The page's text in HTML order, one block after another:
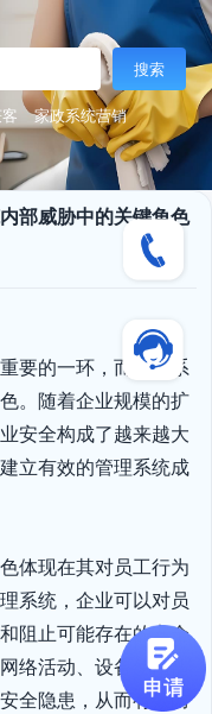
搜索
家政系统营销
部威胁中的关键角色
要的一环，而管理系
。随着企业规模的扩
安全构成了越来越大
立有效的管理系统成
体现在其对员工行为
系统，企业可以对员
阻止可能存在的安全
络活动、设备使用情
全隐患，从而有效防